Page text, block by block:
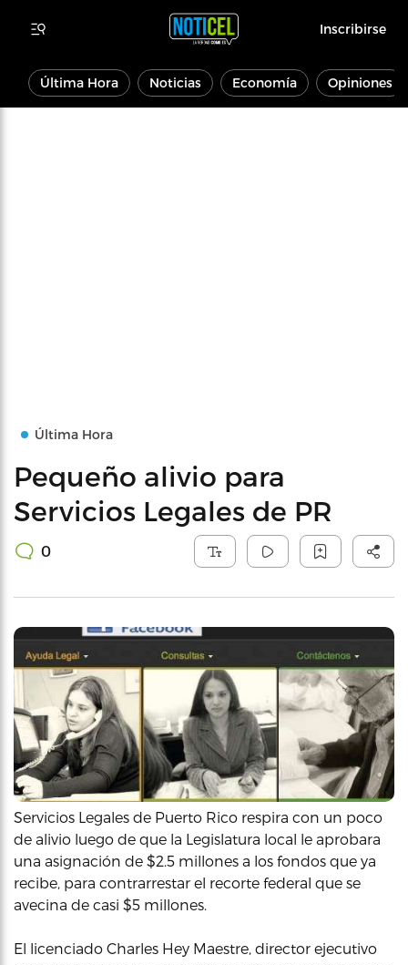
Inscribirse
Última Hora Noticias Economía Opiniones
Última Hora
Pequeño alivio para
Servicios Legales de PR
0
Servicios Legales de Puerto Rico respira con un poco
de alivio luego de que la Legislatura local le aprobara
una asignación de $2.5 millones a los fondos que ya
recibe, para contrarrestar el recorte federal que se
avecina de casi $5 millones.
El licenciado Charles Hey Maestre, director ejecutivo